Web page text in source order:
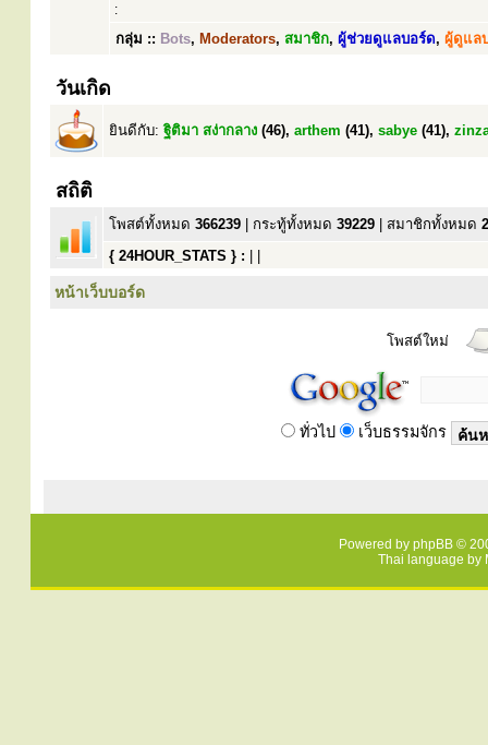
:
กลุ่ม :: Bots, Moderators, สมาชิก, ผู้ช่วยดูแลบอร์ด, ผู้ดูแล
วันเกิด
ยินดีกับ:ฐิติมา สง่ากลาง (46), arthem (41), sabye (41),
สถิติ
โพสต์ทั้งหมด 366239 | กระทู้ทั้งหมด 39229 | สมาชิกทั้งหมด
{ 24HOUR_STATS } :
หน้าเว็บบอร์ด
โพสต์ใหม่
ทั่วไป เว็บธรรมจักร
Powered by phpBB ©
Thai language by